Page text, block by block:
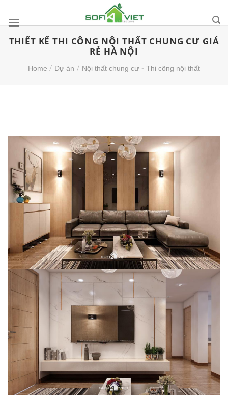
content
THIẾT KẾ THI CÔNG NỘI THẤT CHUNG CƯ GIÁ
RẺ HÀ NỘI
Home / Dự án / Nội thất chung cư - Thi công nội thất